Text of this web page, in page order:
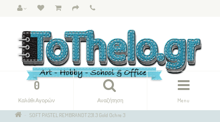
Menu
Αναζήτηση
0
Καλάθι Αγορών
SOFT PASTEL REMBRANDT 231.3 Gold Ochre 3